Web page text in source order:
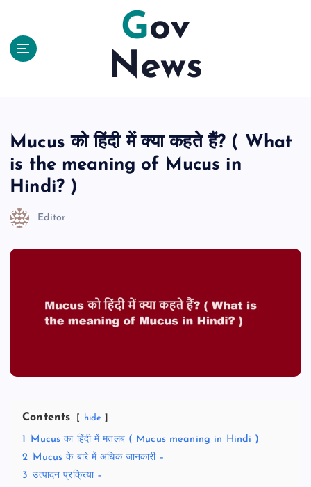
Gov
News
Mucus को हिंदी में क्या कहते हैं? ( What
is the meaning of Mucus in
Hindi? )
Editor
Contents hide
1
Mucus का हिंदी में मतलब ( Mucus meaning in Hindi )
2 Mucus के बारे में अधिक जानकारी –
3 उत्पादन प्रक्रिया –